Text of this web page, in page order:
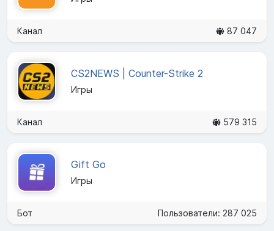
Канал 87 047
CS2NEWS | Counter-Strike 2
Игры
Канал 579 315
Gift Go
Игры
Бот Пользователи: 287 025